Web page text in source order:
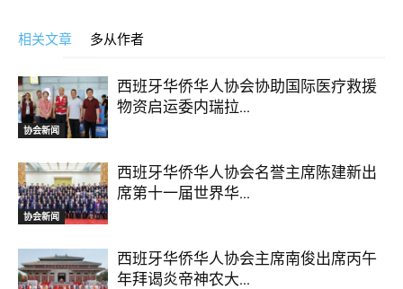
相关文章 多从作者
协会新闻
西班牙华侨华人协会协助国际医疗救援
物资启运委内瑞拉...
协会新闻
西班牙华侨华人协会名誉主席陈建新出
席第十一届世界华...
西班牙华侨华人协会主席南俊出席丙午
年拜谒炎帝神农大...